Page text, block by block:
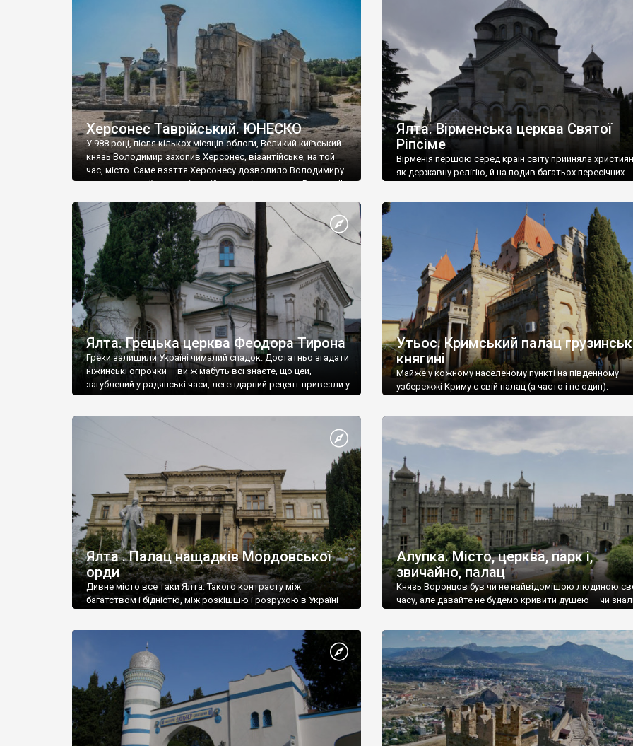
візантійської доби. Раритети викрадені з фондів об’єкту
культурної спадщини ЮНЕСКО «Херсонеса Таврійського».
Офіційно – на виставку «Золото Візантії», але експерти та
влада в Україні вважають це лише […]
називаються «повстяками» (postaki)…” “Вино. Крим
виробляє відмінне вино і його вдосталь: воно все
легке біле і дуже […]
Херсонес Таврійський. ЮНЕСКО
У 988 році, після кількох місяців облоги, Великий київський
князь Володимир захопив Херсонес, візантійське, на той
час, місто. Саме взяття Херсонесу дозволило Володимиру
диктувати свої умови візантійському імператору Василю ІІ,
Херсонесі Володимир-язичник, став Василем-
християнином. А потім було Хрещення Русі. На честь
Херсонесу Таврійського названо місто […]
Ялта. Вірменська церква Святої
Ріпсіме
Вірменія першою серед країн світу прийняла
як державну релігію, й на подив багатьох пересічних
Ялта. Грецька церква Феодора Тирона
Греки залишили Україні чималий спадок. Достатньо згадати
ніжинські огірочки – ви ж мабуть всі знаєте, що цей,
загублений у радянські часи, легендарний рецепт привезли у
Ніжин греки?
Утьос. Кримський палац
княгині
Майже у кожному населеному пункті на південному
узбережжі Криму є свій палац (а часто і не один).
Ялта . Палац нащадків Мордовської
орди
Дивне місто все таки Ялта. Такого контрасту між
багатством і бідністю, між розкішшю і розрухою в Україні
Алупка. Місто, церква, парк і,
звичайно, палац
Князь Воронцов був чи не найвідомішою людиною
часу, але давайте не будемо кривити душею – чи